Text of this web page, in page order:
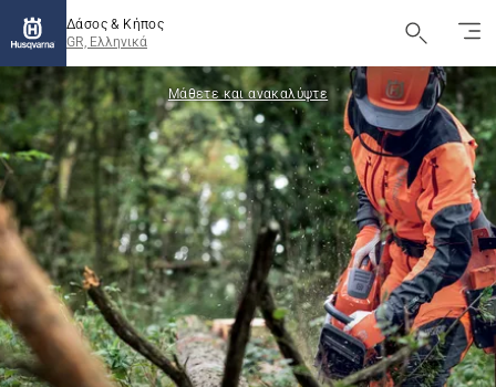
Δάσος & Κήπος
GR, Ελληνικά
Μάθετε και ανακαλύψτε